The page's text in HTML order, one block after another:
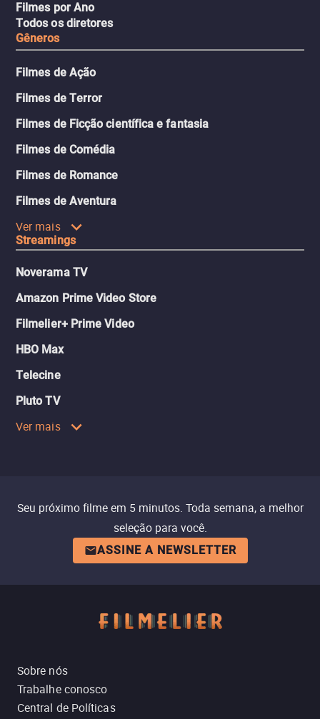
Filmes por Ano
Todos os diretores
Gêneros
Filmes de Ação
Filmes de Terror
Filmes de Ficção científica e fantasia
Filmes de Comédia
Filmes de Romance
Filmes de Aventura
Ver mais
Streamings
Noverama TV
Amazon Prime Video Store
Filmelier+ Prime Video
HBO Max
Telecine
Pluto TV
Ver mais
Seu próximo filme em 5 minutos. Toda semana, a melhor
seleção para você.
ASSINE A NEWSLETTER
Sobre nós
Trabalhe conosco
Central de Políticas